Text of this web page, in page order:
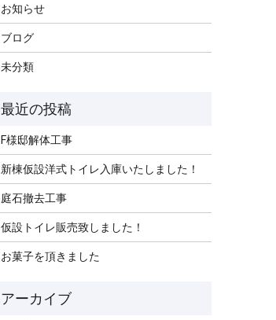
お知らせ
ブログ
未分類
F様邸解体工事
新棟仮設洋式トイレ入庫いたしました！
庭石撤去工事
仮設トイレ販売致しました！
お菓子を頂きました